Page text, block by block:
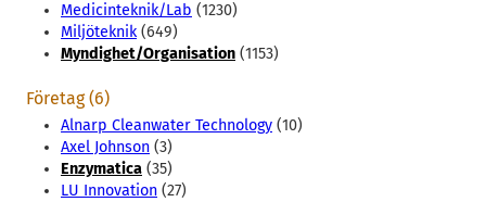
Medicinteknik/Lab (1230)
Miljöteknik(649)
Myndighet/Organisation (1153)
Företag (6)
Alnarp Cleanwater Technology (10)
Axel Johnson (3)
Enzymatica (35)
LU Innovation (27)